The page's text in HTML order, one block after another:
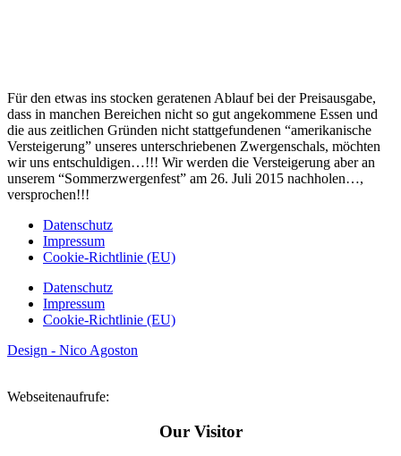
Für den etwas ins stocken geratenen Ablauf bei der Preisausgabe,
dass in manchen Bereichen nicht so gut angekommene Essen und
die aus zeitlichen Gründen nicht stattgefundenen “amerikanische
Versteigerung” unseres unterschriebenen Zwergenschals, möchten
wir uns entschuldigen…!!! Wir werden die Versteigerung aber an
unserem “Sommerzwergenfest” am 26. Juli 2015 nachholen…,
versprochen!!!
Datenschutz
Impressum
Cookie-Richtlinie (EU)
Datenschutz
Impressum
Cookie-Richtlinie (EU)
Design - Nico Agoston
Webseitenaufrufe:
Our Visitor